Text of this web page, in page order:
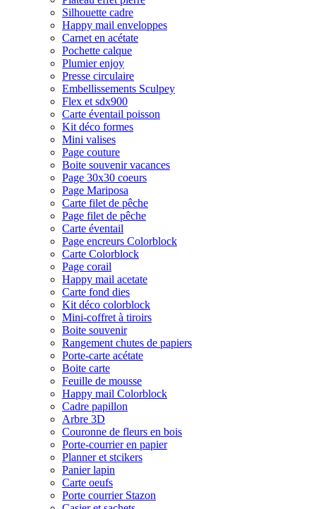
Silhouette cadre
Happy mail enveloppes
Carnet en acétate
Pochette calque
Plumier enjoy
Presse circulaire
Embellissements Sculpey
Flex et sdx900
Carte éventail poisson
Kit déco formes
Mini valises
Page couture
Boite souvenir vacances
Page 30x30 coeurs
Page Mariposa
Carte filet de pêche
Page filet de pêche
Carte éventail
Page encreurs Colorblock
Carte Colorblock
Page corail
Happy mail acetate
Carte fond dies
Kit déco colorblock
Mini-coffret à tiroirs
Boite souvenir
Rangement chutes de papiers
Porte-carte acétate
Boite carte
Feuille de mousse
Happy mail Colorblock
Cadre papillon
Arbre 3D
Couronne de fleurs en bois
Porte-courrier en papier
Planner et stcikers
Panier lapin
Carte oeufs
Porte courrier Stazon